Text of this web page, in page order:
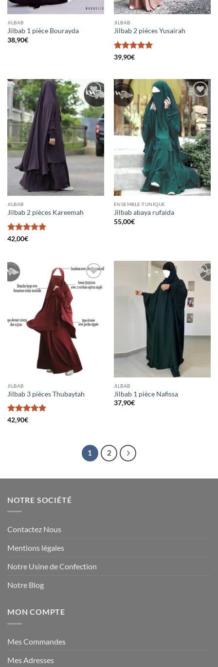
JILBAB
Jilbab 1 pièce Bourayda
38,90€
JILBAB
Jilbab 2 piéces Yusairah
Note5
39,90€
Ajouter
à la liste
d’envies
JILBAB
Jilbab 2 pièces Kareemah
Note5
42,00€
Ajouter
à la liste
d’envies
ENSEMBLE-TUNIQUE
Jilbab abaya rufaida
55,00€
Ajouter
JILBAB
Jilbab 3 pièces Thubaytah
Note5
42,90€
Ajouter
à la liste
d’envies
JILBAB
Jilbab 1 pièce Nafissa
37,90€
1 2
NOTRE SOCIÉTÉ
Contactez Nous
Mentions légales
Notre Usine de Confection
Notre Blog
MON COMPTE
Mes Commandes
Mes Adresses